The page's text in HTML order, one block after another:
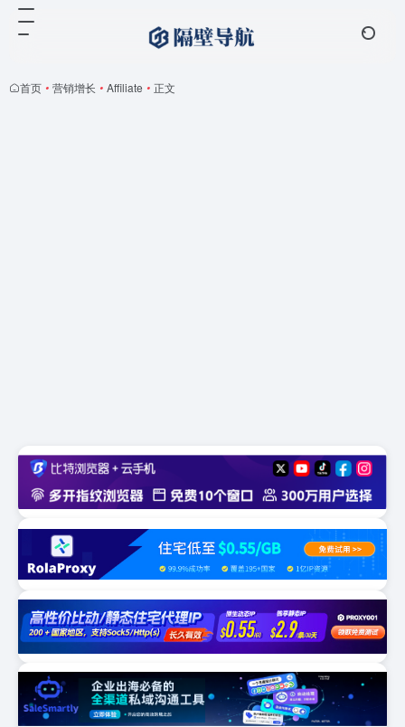
首页 • 营销增长 • Affiliate • 正文